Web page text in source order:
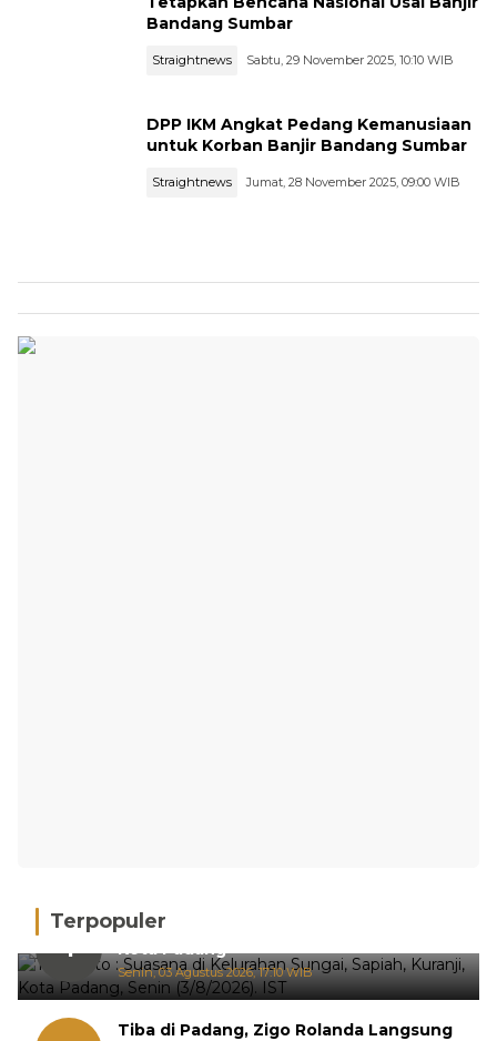
Bandang Sumbar
Straightnews Sabtu, 29 November 2025, 10:10 WIB
DPP IKM Angkat Pedang Kemanusiaan
untuk Korban Banjir Bandang Sumbar
Straightnews Jumat, 28 November 2025, 09:00 WIB
Terpopuler
1
Hujan Deras, 15 Titik Banjir Terdeteksi di
Kota Padang
Senin, 03 Agustus 2026, 17:10 WIB
Tiba di Padang, Zigo Rolanda Langsung